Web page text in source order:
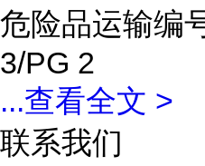
危险品运输编
3/PG 2
...查看全文 >
联系我们